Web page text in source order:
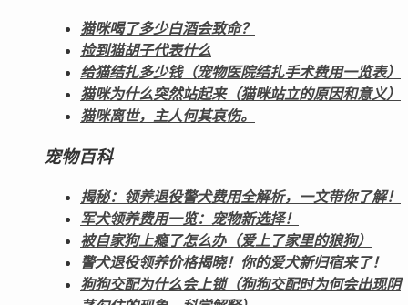
猫咪喝了多少白酒会致命？
捡到猫胡子代表什么
给猫结扎多少钱（宠物医院结扎手术费用一览表）
猫咪为什么突然站起来（猫咪站立的原因和意义）
猫咪离世，主人何其哀伤。
宠物百科
揭秘：领养退役警犬费用全解析，一文带你了解！
军犬领养费用一览：宠物新选择！
被自家狗上瘾了怎么办（爱上了家里的狼狗）
警犬退役领养价格揭晓！你的爱犬新归宿来了！
狗狗交配为什么会上锁（狗狗交配时为何会出现阴